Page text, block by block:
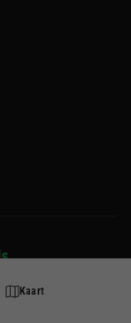
Kaart